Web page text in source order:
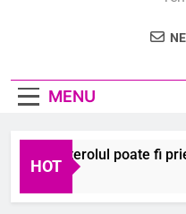
MENU
HOT
colesterolul poate fi
2026